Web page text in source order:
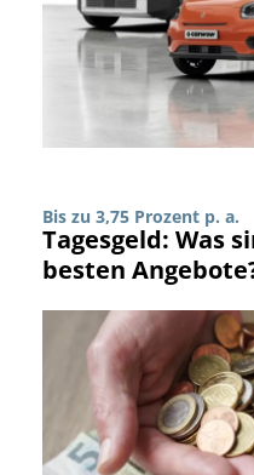
Bis zu 3,75 Prozent p. a.
Tagesgeld: Was
besten